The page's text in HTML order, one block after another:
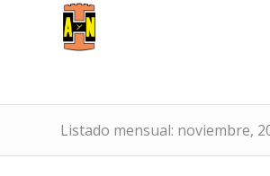
Listado mensual: noviembre,